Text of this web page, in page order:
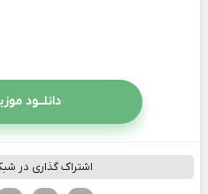
دانلــود
اشتراک گذاری در